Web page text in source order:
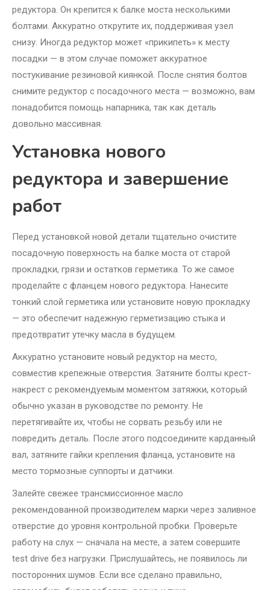
редуктора. Он крепится к балке моста несколькими
болтами. Аккуратно открутите их, поддерживая узел
снизу. Иногда редуктор может «прикипеть» к месту
посадки — в этом случае поможет аккуратное
постукивание резиновой киянкой. После снятия болтов
снимите редуктор с посадочного места — возможно, вам
понадобится помощь напарника, так как деталь
довольно массивная.
Установка нового
редуктора и завершение
работ
Перед установкой новой детали тщательно очистите
посадочную поверхность на балке моста от старой
прокладки, грязи и остатков герметика. То же самое
проделайте с фланцем нового редуктора. Нанесите
тонкий слой герметика или установите новую прокладку
— это обеспечит надежную герметизацию стыка и
предотвратит утечку масла в будущем.
Аккуратно установите новый редуктор на место,
совместив крепежные отверстия. Затяните болты крест-
накрест с рекомендуемым моментом затяжки, который
обычно указан в руководстве по ремонту. Не
перетягивайте их, чтобы не сорвать резьбу или не
повредить деталь. После этого подсоедините карданный
вал, затяните гайки крепления фланца, установите на
место тормозные суппорты и датчики.
Залейте свежее трансмиссионное масло
рекомендованной производителем марки через заливное
отверстие до уровня контрольной пробки. Проверьте
работу на слух — сначала на месте, а затем совершите
test drive без нагрузки. Прислушайтесь, не появилось ли
посторонних шумов. Если все сделано правильно,